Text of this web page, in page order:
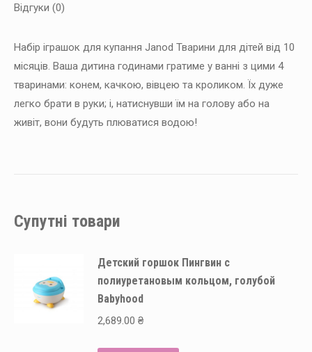
Відгуки (0)
Набір іграшок для купання Janod Тварини для дітей від 10
місяців. Ваша дитина годинами гратиме у ванні з цими 4
тваринами: конем, качкою, вівцею та кроликом. Їх дуже
легко брати в руки; і, натиснувши їм на голову або на
живіт, вони будуть плюватися водою!
Супутні товари
Детский горшок Пингвин с
полиуретановым кольцом, голубой
Babyhood
2,689.00 ₴